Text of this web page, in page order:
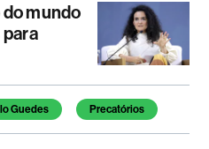
mundo
Guedes Precatórios